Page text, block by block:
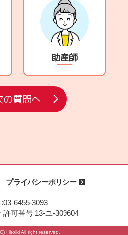
助産師
の質問へ
プライバシーポリシー
6455-3093
許可番号 13-ユ-309604
Hitoiki All right reserved.